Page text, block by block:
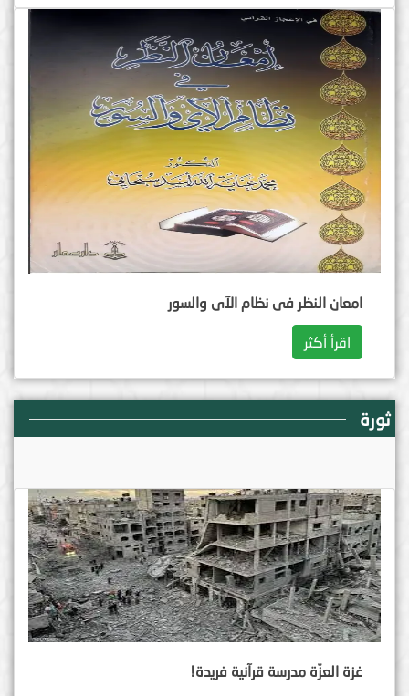
امعان النظر فی نظام الآی والسور
اقرأ أكثر
ثورة
غزة العزّة مدرسة قرآنية فريدة!